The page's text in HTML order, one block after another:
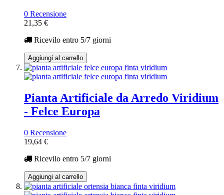
0 Recensione
21,35 €
Ricevilo entro 5/7 giorni
Aggiungi al carrello
Pianta Artificiale da Arredo Viridium
- Felce Europa
0 Recensione
19,64 €
Ricevilo entro 5/7 giorni
Aggiungi al carrello